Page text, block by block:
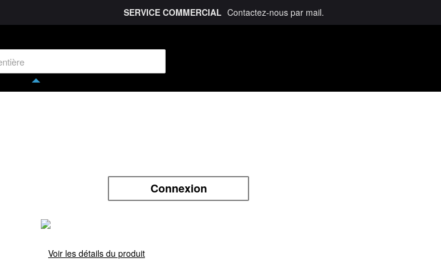
SERVICE COMMERCIAL Contactez-nous par mail.
Savoir-faire
Connexion
Voir les détails du produit